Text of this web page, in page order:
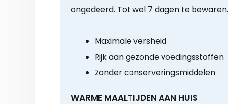
ongedeerd. Tot wel 7 dagen te bewaren.
Maximale versheid
Rijk aan gezonde voedingsstoffen
Zonder conserveringsmiddelen
WARME MAALTIJDEN AAN HUIS